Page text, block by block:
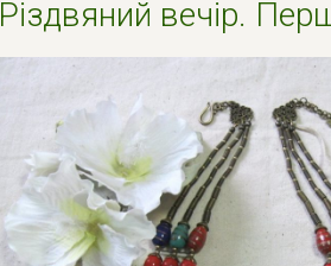
Рiздвяний вечiр.